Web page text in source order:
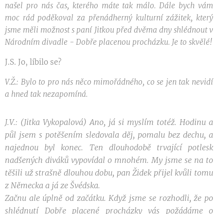
našel pro nás čas, kterého máte tak málo. Dále bych vám
moc rád poděkoval za přenádherný kulturní zážitek, který
jsme měli možnost s paní Jitkou před dvěma dny shlédnout v
Národním divadle - Dobře placenou procházku. Je to skvělé!
J.S. Jo, líbilo se?
V.Ž.: Bylo to pro nás něco mimořádného, co se jen tak nevidí
a hned tak nezapomíná.
J.V.: (Jitka Vykopalová) Ano, já si myslím totéž. Hodinu a
půl jsem s potěšením sledovala děj, pomalu bez dechu, a
najednou byl konec. Ten dlouhodobě trvající potlesk
nadšených diváků vypovídal o mnohém. My jsme se na to
těšili už strašně dlouhou dobu, pan Židek přijel kvůli tomu
z Německa a já ze Švédska.
Začnu ale úplně od začátku. Když jsme se rozhodli, že po
shlédnutí Dobře placené procházky vás požádáme o